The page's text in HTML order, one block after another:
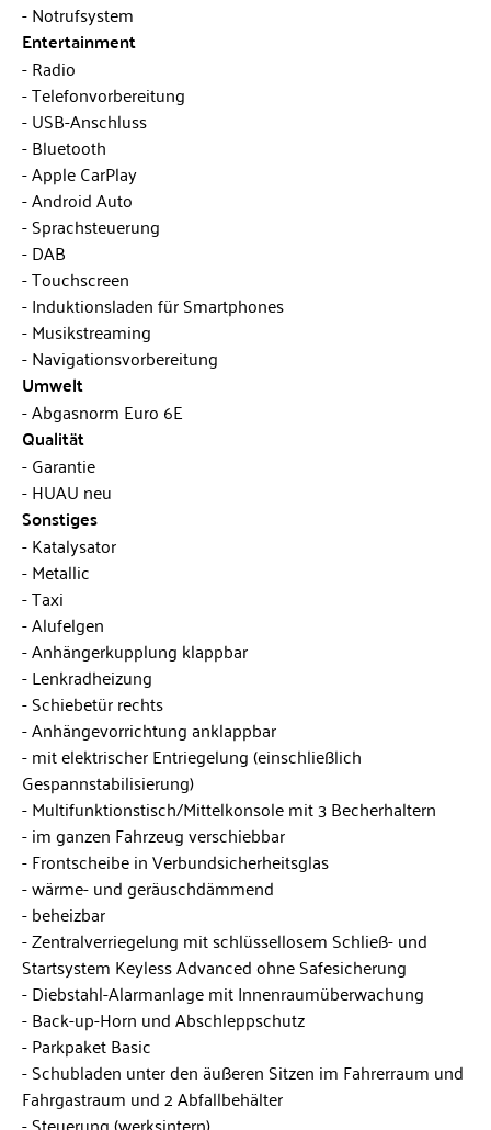
Notrufsystem
Entertainment
Radio
Telefonvorbereitung
USB-Anschluss
Bluetooth
Apple CarPlay
Android Auto
Sprachsteuerung
DAB
Touchscreen
Induktionsladen für Smartphones
Musikstreaming
Navigationsvorbereitung
Umwelt
Abgasnorm Euro 6E
Qualität
Garantie
HUAU neu
Sonstiges
Katalysator
Metallic
Taxi
Alufelgen
Anhängerkupplung klappbar
Lenkradheizung
Schiebetür rechts
Anhängevorrichtung anklappbar
mit elektrischer Entriegelung (einschließlich
Gespannstabilisierung)
Multifunktionstisch/Mittelkonsole mit 3 Becherhaltern
im ganzen Fahrzeug verschiebbar
Frontscheibe in Verbundsicherheitsglas
wärme- und geräuschdämmend
beheizbar
Zentralverriegelung mit schlüssellosem Schließ- und
Startsystem Keyless Advanced ohne Safesicherung
Diebstahl-Alarmanlage mit Innenraumüberwachung
Back-up-Horn und Abschleppschutz
Parkpaket Basic
Schubladen unter den äußeren Sitzen im Fahrerraum und
Fahrgastraum und 2 Abfallbehälter